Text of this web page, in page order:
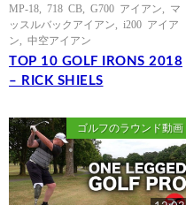
MP-18 718 CB G700 アイアン
マ
ッスルバックアイアン
i200 アイア
ン
中空アイアン
TOP 10 GOLF IRONS 2018
– RICK SHIELS
ゴルフのラウンド動画